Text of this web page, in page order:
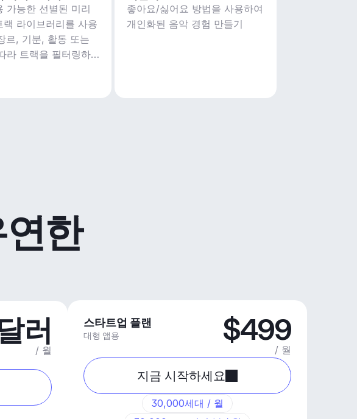
가능한 선별된 미리
랙 라이브러리를 사용
르, 기분, 활동 또는
라 트랙을 필터링하
좋아요/싫어요 방법을 사용하여
개인화된 음악 경험 만들기
한
러
/ 월
스타트업 플랜
대형 앱용 $499
/ 월
지금 시작하세요
30,000세대 / 월